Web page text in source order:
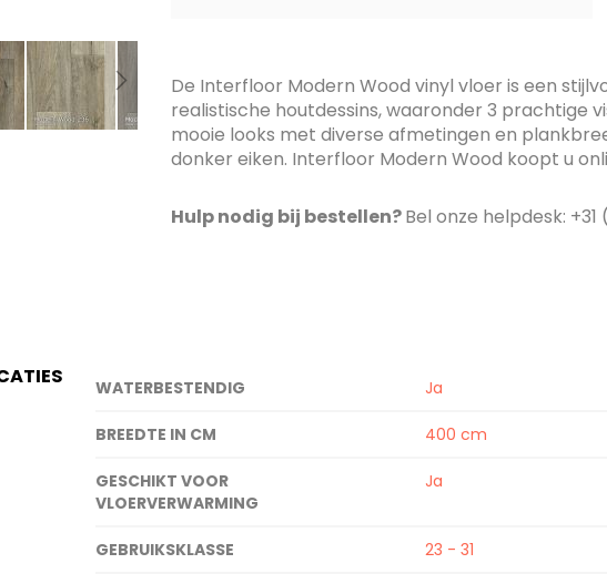
De Interfloor Modern Wood vinyl vloer is een
realistische houtdessins, waaronder 3 prachtige
mooie looks met diverse afmetingen en
donker eiken. Interfloor Modern Wood koopt u
Hulp nodig bij bestellen?Bel onze helpdesk:
WATERBESTENDIG Ja
BREEDTE IN CM 400 cm
GESCHIKT VOOR
VLOERVERWARMING
Ja
GEBRUIKSKLASSE 23 - 31